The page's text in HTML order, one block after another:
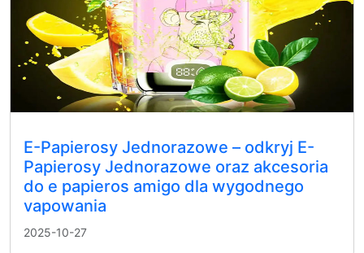
E-Papierosy Jednorazowe – odkryj E-
Papierosy Jednorazowe oraz akcesoria
do e papieros amigo dla wygodnego
vapowania
2025-10-27